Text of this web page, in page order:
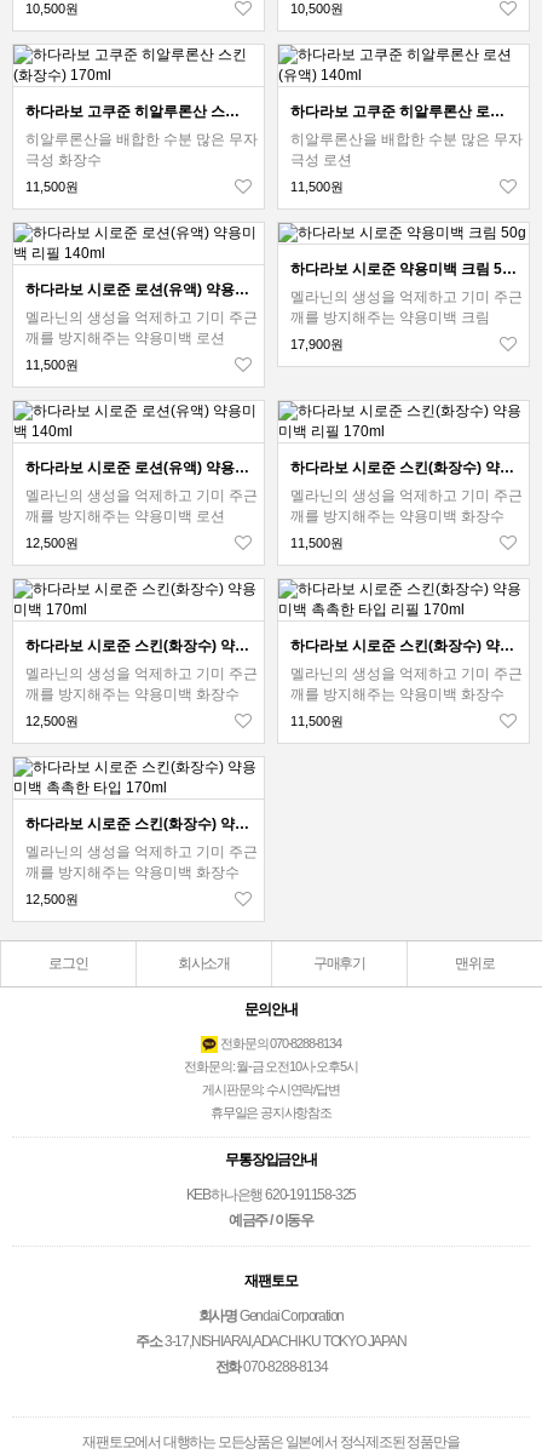
10,500원 10,500원
하다라보 고쿠준 히알루론산 스킨(화장수) 170ml
히알루론산을 배합한 수분 많은 무자
극성 화장수
11,500원
하다라보 고쿠준 히알루론산 로션(유액) 140ml
히알루론산을 배합한 수분 많은 무자
극성 로션
11,500원
하다라보 시로준 로션(유액) 약용미백 리필 140ml
멜라닌의 생성을 억제하고 기미 주근
깨를 방지해주는 약용미백 로션
11,500원
하다라보 시로준 약용미백 크림 50g
멜라닌의 생성을 억제하고 기미 주근
깨를 방지해주는 약용미백 크림
17,900원
하다라보 시로준 로션(유액) 약용미백 140ml
멜라닌의 생성을 억제하고 기미 주근
깨를 방지해주는 약용미백 로션
12,500원
하다라보 시로준 스킨(화장수) 약용미백 리필 170ml
멜라닌의 생성을 억제하고 기미 주근
깨를 방지해주는 약용미백 화장수
11,500원
하다라보 시로준 스킨(화장수) 약용미백 170ml
멜라닌의 생성을 억제하고 기미 주근
깨를 방지해주는 약용미백 화장수
12,500원
하다라보 시로준 스킨(화장수) 약용미백 촉촉한 타입 리필 170ml
멜라닌의 생성을 억제하고 기미 주근
깨를 방지해주는 약용미백 화장수
11,500원
하다라보 시로준 스킨(화장수) 약용미백 촉촉한 타입 170ml
멜라닌의 생성을 억제하고 기미 주근
깨를 방지해주는 약용미백 화장수
12,500원
로그인 회사소개 구매후기 맨위로
문의안내
전화문의 070-8288-8134
전화문의: 월-금 오전10시-오후5시
게시판문의: 수시연락/답변
휴무일은 공지사항참조
무통장입금안내
KEB하나은행 620-191158-325
예금주 / 이동우
재팬토모
회사명Gendai Corporation
주소3-17,NISHIARAI,ADACHI-KU TOKYO JAPAN
전화070-8288-8134
재팬토모에서 대행하는 모든상품은 일본에서 정식제조된 정품만을